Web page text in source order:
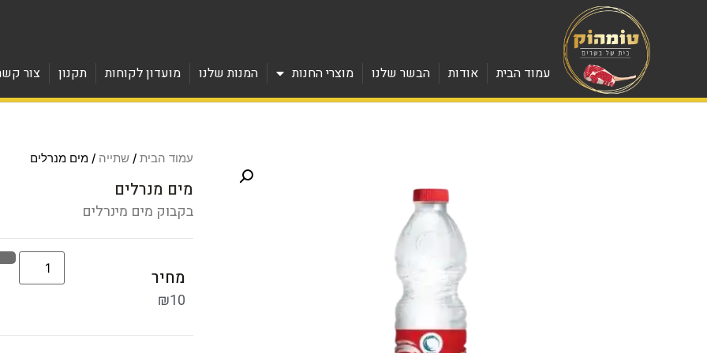
עמוד הבית אודות הבשר שלנו מוצרי החנות המנות שלנו מועדון לקוחות תקנון צור
עמוד הבית/ שתייה / מים מנרלים
מים מנרלים
בקבוק מים מינרלים
מחיר
₪10